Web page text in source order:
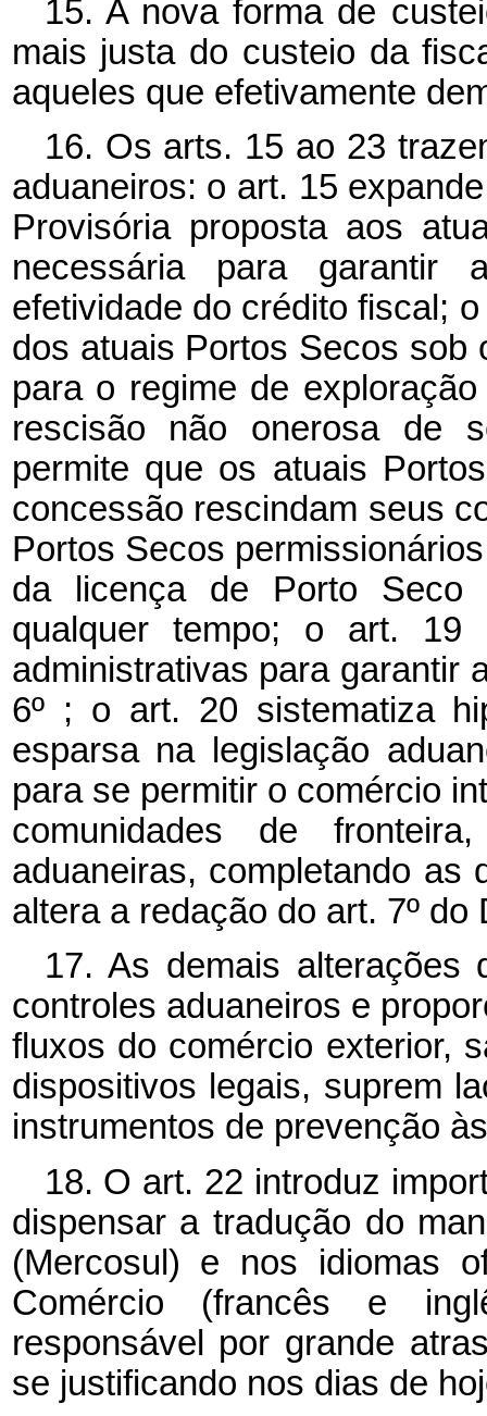
15. A nova forma de
mais justa do custeio da
aqueles que efetivamente
16. Os arts. 15 ao 23
aduaneiros: o art. 15
Provisória proposta aos
necessária para
efetividade do crédito fiscal;
dos atuais Portos Secos sob
para o regime de
rescisão não onerosa de
permite que os atuais
concessão rescindam seus
Portos Secos
da licença de Porto Seco
qualquer tempo; o art. 19
administrativas para garantir
6º ; o art. 20 sistematiza
esparsa na legislação
para se permitir o comércio
comunidades de
aduaneiras, completando as
altera a redação do art. 7º
17. As demais alterações
controles aduaneiros e
fluxos do comércio exterior,
dispositivos legais, suprem
instrumentos de prevenção
18. O art. 22 introduz
dispensar a tradução do
(Mercosul) e nos idiomas
Comércio (francês e
responsável por grande
se justificando nos dias de